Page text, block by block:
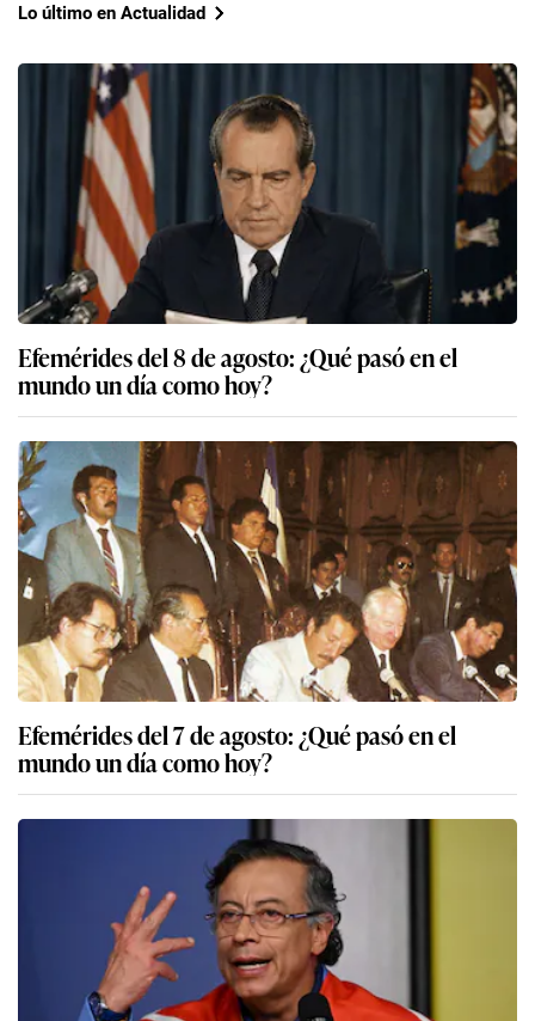
Lo último en Actualidad
Efemérides del 8 de agosto: ¿Qué pasó en el
mundo un día como hoy?
Efemérides del 7 de agosto: ¿Qué pasó en el
mundo un día como hoy?